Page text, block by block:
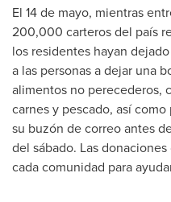
El 14 de mayo, mientras
200,000 carteros del país
los residentes hayan
a las personas a dejar una
alimentos no perecederos,
carnes y pescado, así
su buzón de correo antes
del sábado. Las
cada comunidad para